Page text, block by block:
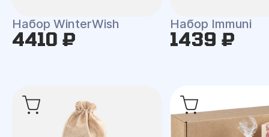
Набор WinterWish
4410 ₽
Набор Immuni
1439 ₽